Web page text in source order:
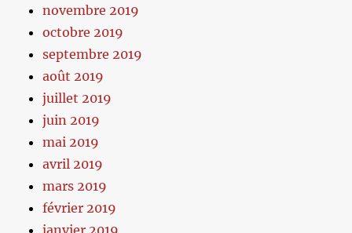
novembre 2019
octobre 2019
septembre 2019
août 2019
juillet 2019
juin 2019
mai 2019
avril 2019
mars 2019
février 2019
janvier 2019